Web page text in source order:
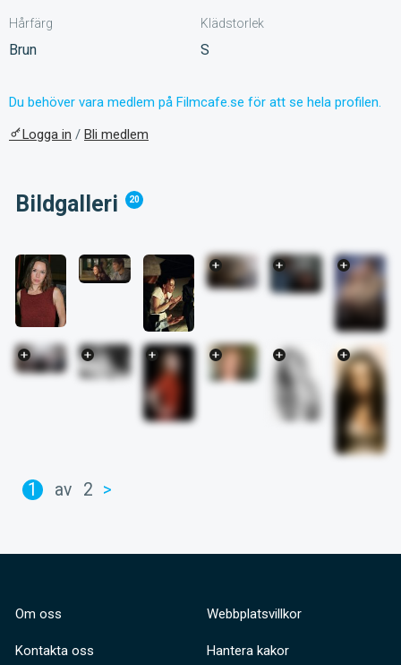
Hårfärg
Brun
Klädstorlek
S
Du behöver vara medlem på Filmcafe.se för att se hela profilen.
Logga in / Bli medlem
Bildgalleri 20
1 av 2 >
Om oss
Kontakta oss
Webbplatsvillkor
Hantera kakor